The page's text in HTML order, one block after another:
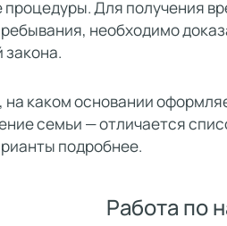
Для получения
необходимо
закона.
на каком основании
семьи — отличается
подробнее.
Работа по